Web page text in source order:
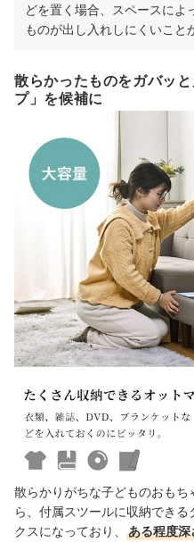
どを置く場合、スペースによ
ものが出し入れしにくいこと
散らかったものをガバッ
プ」を候補に
散らかりがちな子どものおも
ら、付属スツールに収納でき
クスになっており、
ある程度